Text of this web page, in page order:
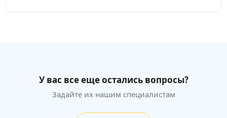
У вас все еще остались вопросы?
Задайте их нашим специалистам